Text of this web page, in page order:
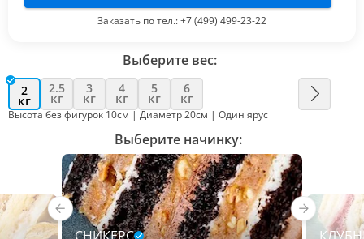
Выберите вес:
2
кг
2.5
кг
3
кг
4
кг
5
кг
6
кг
Высота без фигурок 10см | Диаметр 20см | Один ярус
Выберите начинку:
СНИКЕРС
Заказать по тел.:+7 (499) 499-23-22